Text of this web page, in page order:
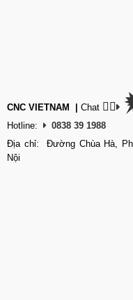
CNC VIETNAM Chat 👉🏽
Hotline:
0838 39 1988
Địa chỉ: Đường Chùa Hà,
Nội